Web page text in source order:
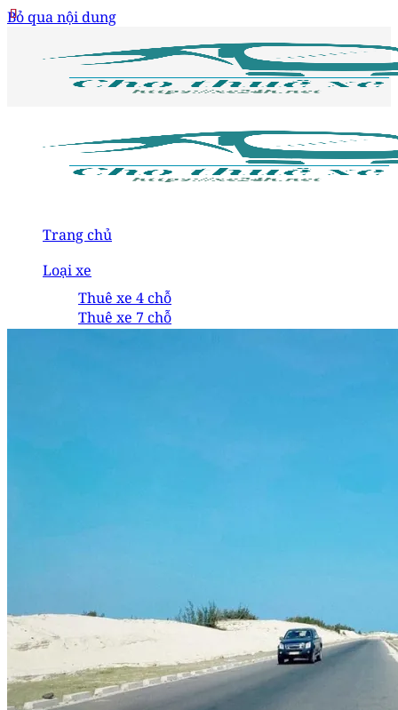
Bỏ qua nội dung
Trang chủ
Loại xe
Thuê xe 4 chỗ
Thuê xe 7 chỗ
Thuê xe theo tháng
Thuê xe đưa đón học sinh
Thuê xe tự lái
Thuê xe chạy Grab
Điểm đến